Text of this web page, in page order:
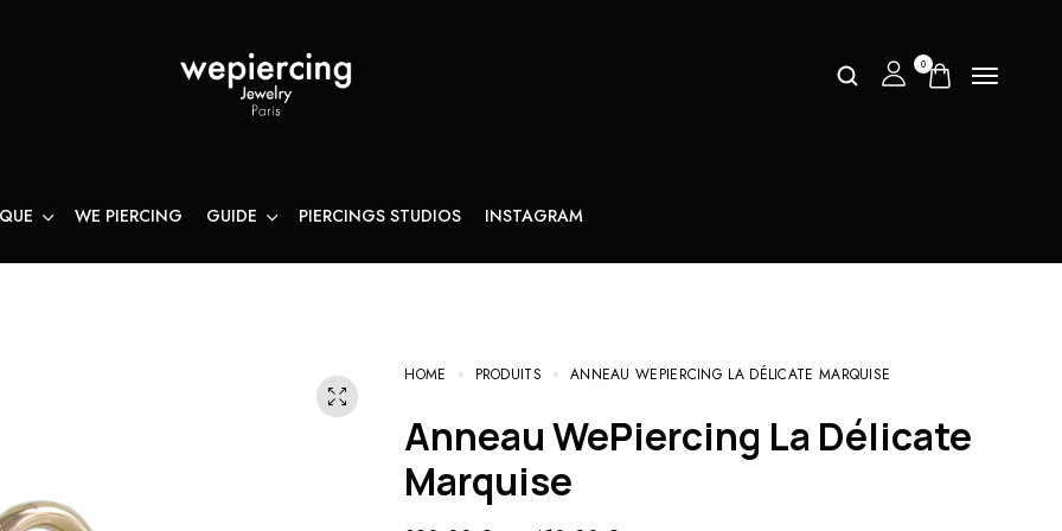
0
WE PIERCING GUIDE PIERCINGS STUDIOS INSTAGRAM
HOME PRODUITS ANNEAU WEPIERCING LA DÉLICATE MARQUISE
Anneau WePiercing La Délicate
Marquise